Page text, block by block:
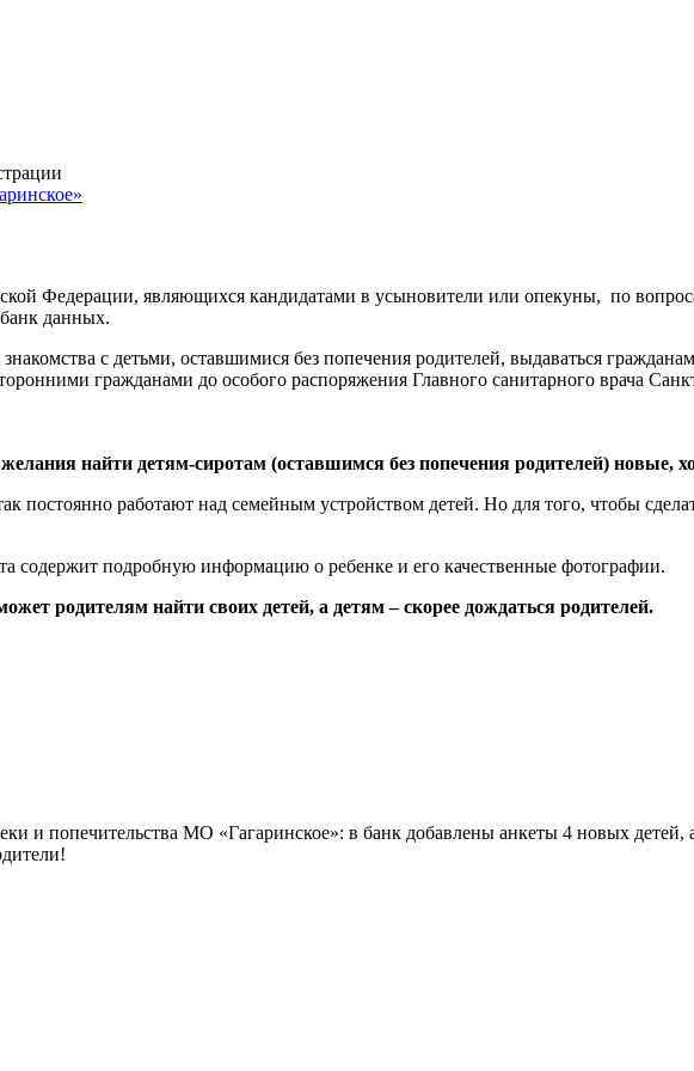
Федерации, являющихся кандидатами в усыновители или опекуны, по
данных.
с детьми, оставшимися без попечения родителей, выдаваться
гражданами до особого распоряжения Главного санитарного врача
найти детям-сиротам (оставшимся без попечения родителей) новые,
постоянно работают над семейным устройством детей. Но для того, чтобы
содержит подробную информацию о ребенке и его качественные фотографии.
родителям найти своих детей, а детям – скорее дождаться родителей.
и попечительства МО «Гагаринское»: в банк добавлены анкеты 4 новых